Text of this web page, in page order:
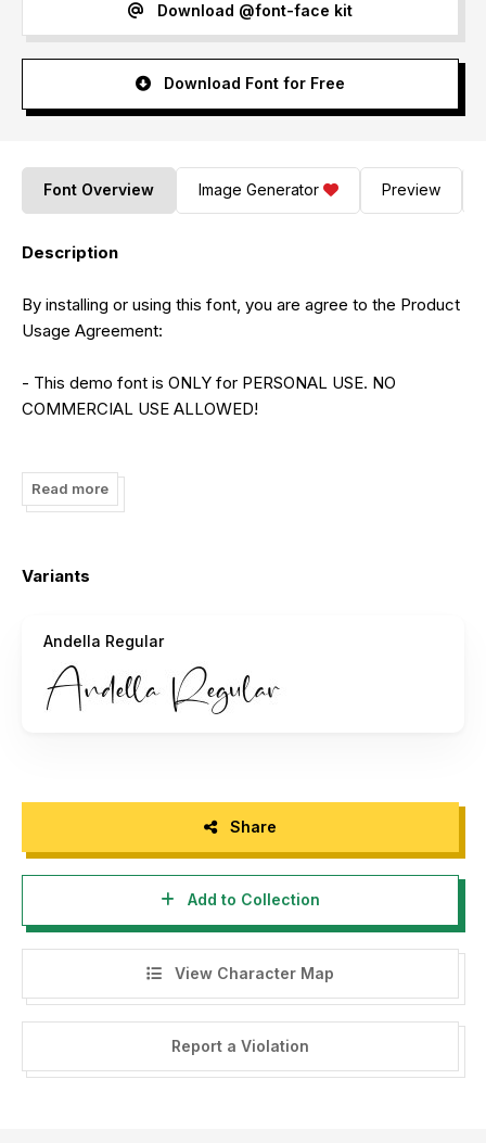
Download @font-face kit
Download Font for Free
Font Overview Image Generator Preview
Description
By installing or using this font, you are agree to the Product
Usage Agreement:
- This demo font is ONLY for PERSONAL USE. NO
COMMERCIAL USE ALLOWED!
license:
https://letterena.com
- For Corporate use you have to purchase Corporate
- If you need a custom license please contact us at
https://letterena.com/product/andella/
- Any donation are very appreciated. Paypal account for
Please visit our store for more amazing fonts :
INDONESIA:
Dengan meng-install font ini, dan membaca persyaratan ini,
anda dianggap mengerti dan menyetujui semua syarat dan
Read more
Variants
Andella Regular
Share
Add to Collection
View Character Map
Report a Violation